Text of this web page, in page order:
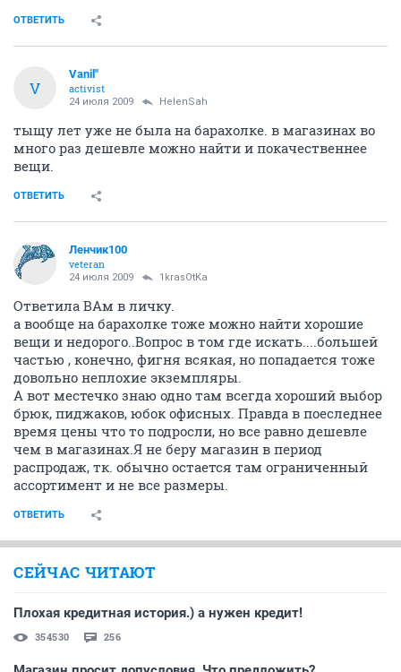
ОТВЕТИТЬ
V
Vanil"
activist
24 июля 2009 HelenSah
тыщу лет уже не была на барахолке. в магазинах во
много раз дешевле можно найти и покачественнее
вещи.
ОТВЕТИТЬ
Ленчик100
veteran
24 июля 2009 1krasOtKa
Ответила ВАм в личку.
а вообще на барахолке тоже можно найти хорошие
вещи и недорого..Вопрос в том где искать....большей
частью , конечно, фигня всякая, но попадается тоже
довольно неплохие экземпляры.
A вот местечко знаю одно там всегда хороший выбор
брюк, пиджаков, юбок офисных. Правда в поеследнее
время цены что то подросли, но все равно дешевле
чем в магазинах.Я не беру магазин в период
распродаж, тк. обычно остается там ограниченный
ассортимент и не все размеры.
ОТВЕТИТЬ
СЕЙЧАС ЧИТАЮТ
Плохая кредитная история.) а нужен кредит!
354530 256